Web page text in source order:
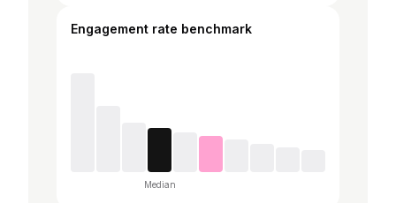
Engagement rate benchmark
Median